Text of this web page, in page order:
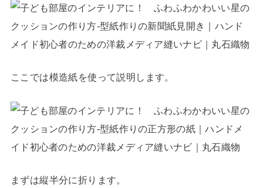
ここでは模造紙を使って説明します。
まずは縦半分に折ります。